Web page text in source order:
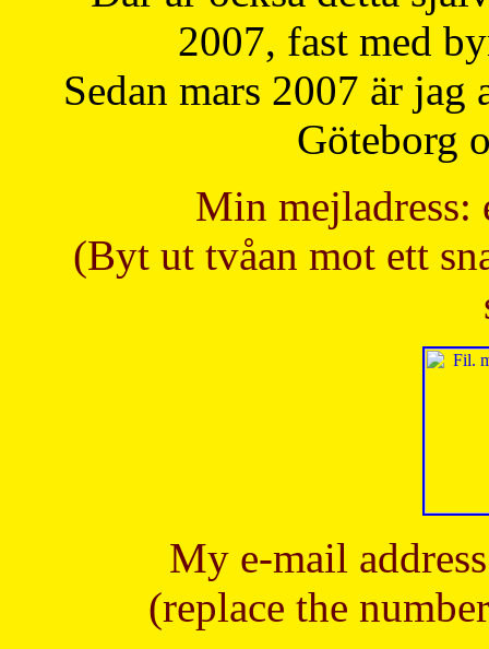
2007, fast med
Sedan mars 2007 är
Göteborg
Min mejladress:
(Byt ut tvåan mot ett
My e-mail
(replace the